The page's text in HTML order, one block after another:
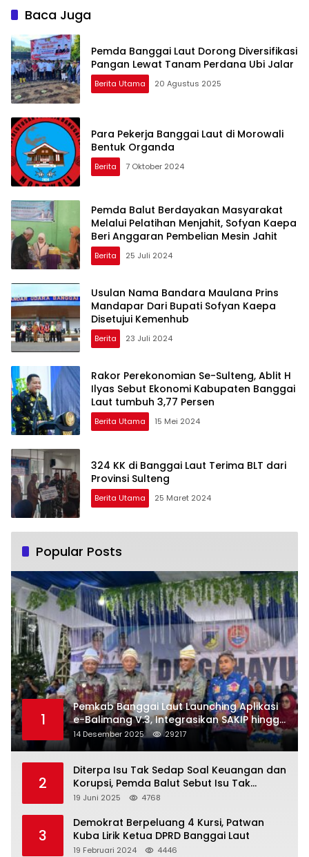
PersenBaca Juga
Pemda Banggai Laut Dorong Diversifikasi
Pangan Lewat Tanam Perdana Ubi Jalar
Berita Utama 20 Agustus 2025
Para Pekerja Banggai Laut di Morowali
Bentuk Organda
Berita 7 Oktober 2024
Pemda Balut Berdayakan Masyarakat
Melalui Pelatihan Menjahit, Sofyan Kaepa
Beri Anggaran Pembelian Mesin Jahit
Berita 25 Juli 2024
Usulan Nama Bandara Maulana Prins
Mandapar Dari Bupati Sofyan Kaepa
Disetujui Kemenhub
Berita 23 Juli 2024
Rakor Perekonomian Se-Sulteng, Ablit H
Ilyas Sebut Ekonomi Kabupaten Banggai
Laut tumbuh 3,77 Persen
Berita Utama 15 Mei 2024
324 KK di Banggai Laut Terima BLT dari
Provinsi Sulteng
Berita Utama 25 Maret 2024
Popular Posts
1
Pemkab Banggai Laut Launching Aplikasi
e-Balimang V.3, Integrasikan SAKIP hingga
Satu Data Layanan Publik
14 Desember 2025 29217
2
Diterpa Isu Tak Sedap Soal Keuangan dan
Korupsi, Pemda Balut Sebut Isu Tak
Berdasar
19 Juni 2025 4768
3
Demokrat Berpeluang 4 Kursi, Patwan
Kuba Lirik Ketua DPRD Banggai Laut
19 Februari 2024 4446